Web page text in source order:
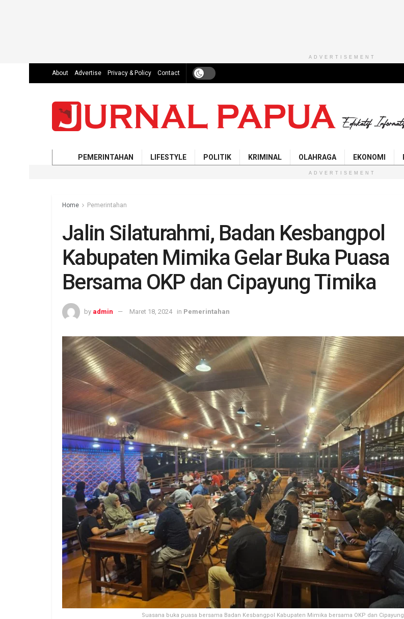
ADVERTISEMENT
About Advertise Privacy & Policy Contact
PEMERINTAHAN LIFESTYLE POLITIK KRIMINAL OLAHRAGA EKONOMI
ADVERTISEMENT
Home Pemerintahan
Jalin Silaturahmi, Badan Kesbangpol
Kabupaten Mimika Gelar Buka Puasa
Bersama OKP dan Cipayung Timika
by admin Maret 18, 2024 in Pemerintahan
Suasana buka puasa bersama Badan Kesbangpol Kabupaten Mimika bersama OKP dan